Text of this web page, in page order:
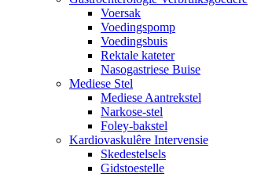
Voersak
Voedingspomp
Voedingsbuis
Rektale kateter
Nasogastriese Buise
Mediese Stel
Mediese Aantrekstel
Narkose-stel
Foley-bakstel
Kardiovaskulêre Intervensie
Skedestelsels
Gidstoestelle